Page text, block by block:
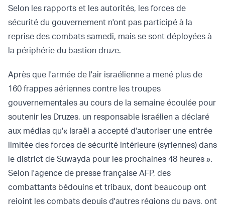
Selon les rapports et les autorités, les forces de
sécurité du gouvernement n'ont pas participé à la
reprise des combats samedi, mais se sont déployées à
la périphérie du bastion druze.
Après que l'armée de l'air israélienne a mené plus de
160 frappes aériennes contre les troupes
gouvernementales au cours de la semaine écoulée pour
soutenir les Druzes, un responsable israélien a déclaré
aux médias qu'« Israël a accepté d'autoriser une entrée
limitée des forces de sécurité intérieure (syriennes) dans
le district de Suwayda pour les prochaines 48 heures ».
Selon l'agence de presse française AFP, des
combattants bédouins et tribaux, dont beaucoup ont
rejoint les combats depuis d'autres régions du pays, ont